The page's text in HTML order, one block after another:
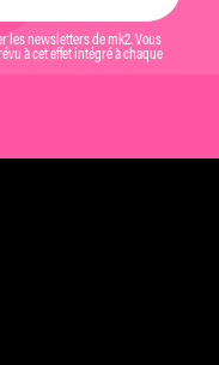
les newsletters de mk2. Vous
à cet effet intégré à chaque